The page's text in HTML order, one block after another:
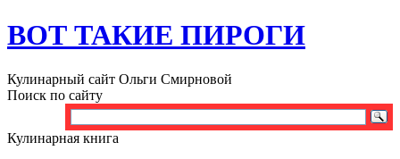
ВОТ ТАКИЕ ПИРОГИ
Кулинарный сайт Ольги Смирновой
Поиск по сайту
Кулинарная книга